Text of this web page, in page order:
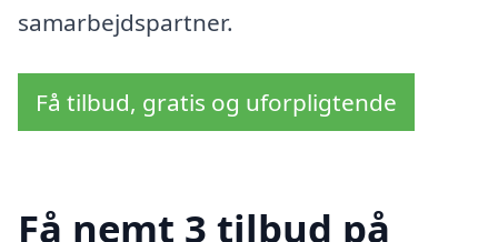
samarbejdspartner.
Få tilbud, gratis og uforpligtende
Få nemt 3 tilbud på